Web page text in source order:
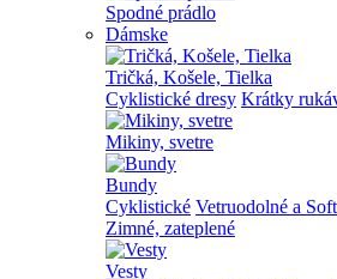
Spodné prádlo
Dámske
Tričká, Košele, Tielka
Cyklistické dresy Krátky
Mikiny, svetre
Bundy
Cyklistické Vetruodolné a
Zimné, zateplené
Vesty